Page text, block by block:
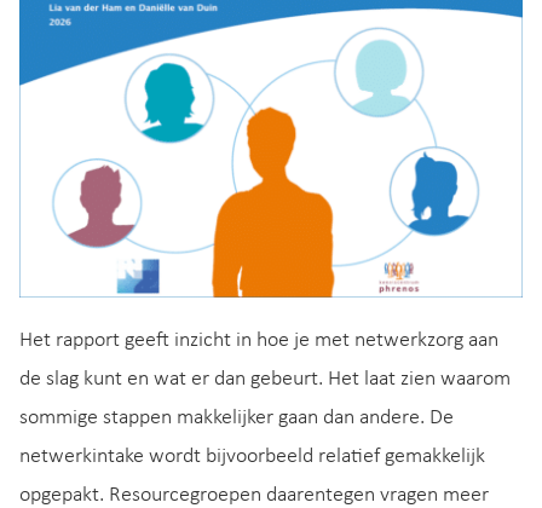
Het rapport geeft inzicht in hoe je met netwerkzorg aan
de slag kunt en wat er dan gebeurt. Het laat zien waarom
sommige stappen makkelijker gaan dan andere. De
netwerkintake wordt bijvoorbeeld relatief gemakkelijk
opgepakt. Resourcegroepen daarentegen vragen meer